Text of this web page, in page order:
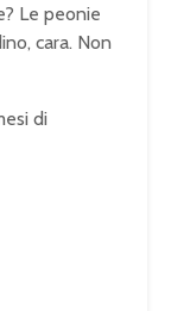
Le peonie
cara. Non
di